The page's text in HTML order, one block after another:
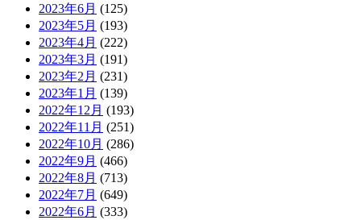
2023年6月 (125)
2023年5月 (193)
2023年4月 (222)
2023年3月 (191)
2023年2月 (231)
2023年1月 (139)
2022年12月 (193)
2022年11月 (251)
2022年10月 (286)
2022年9月 (466)
2022年8月 (713)
2022年7月 (649)
2022年6月 (333)